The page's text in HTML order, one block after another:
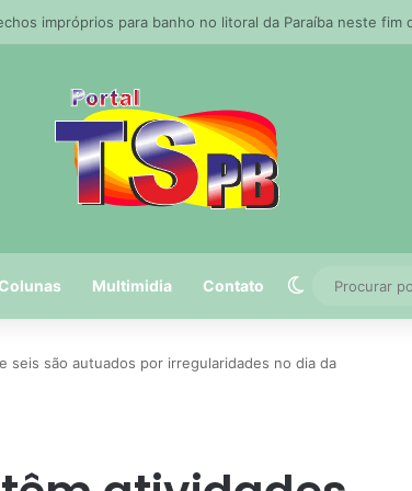
de preços com subvenção
Colunas Multimidia Contato Switch skin
seis são autuados por irregularidades no dia da